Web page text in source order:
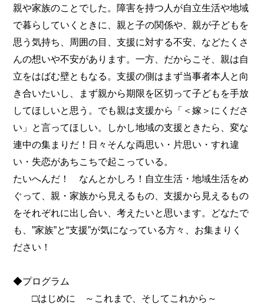
親や家族のことでした。障害を持つ人が自立生活や地域
で暮らしていくときに、親と子の関係や、親が子どもを
思う気持ち、周囲の目、支援に対する不安、などたくさ
んの想いや不安があります。一方、だからこそ、親は自
立をはばむ壁ともなる。支援の側はまず当事者本人と向
き合いたいし、まず親から期限を区切って子どもを手放
してほしいと思う。でも親は支援から「＜嫁＞にくださ
い」と言ってほしい。しかし地域の支援ときたら、変な
連中の集まりだ！日々そんな両思い・片思い・すれ違
い・失恋があちこちで起こっている。
たいへんだ！ なんとかしろ！自立生活・地域生活をめ
ぐって、親・家族から見えるもの、支援から見えるもの
をそれぞれに出し合い、考えたいと思います。どなたで
も、”家族”と“支援”が気になっている方々、お集まりく
ださい！
◆プログラム
□はじめに ～これまで、そしてこれから～